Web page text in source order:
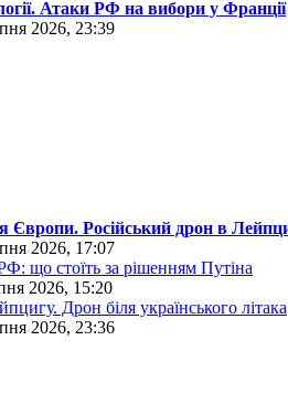
Атаки РФ на вибори у Франції
2026, 23:39
Європи. Російський дрон в
2026, 17:07
що стоїть за рішенням Путіна
2026, 15:20
Дрон біля українського літака
2026, 23:36